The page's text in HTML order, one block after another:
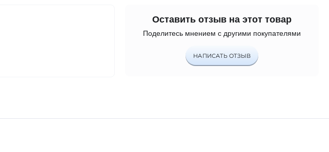
Оставить отзыв на этот товар
Поделитесь мнением с другими покупателями
НАПИСАТЬ ОТЗЫВ